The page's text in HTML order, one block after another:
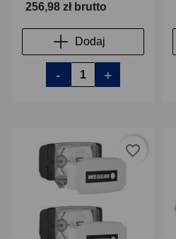
256,98 zł brutto
Dodaj
- +
favorite_border